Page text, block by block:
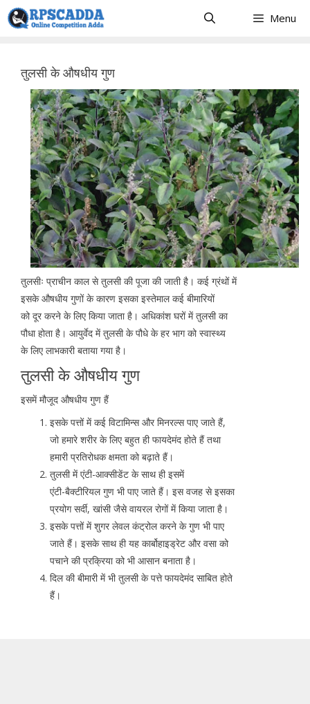
Skip
to
Menu
तुलसी के औषधीय गुण
तुलसीः प्राचीन काल से तुलसी की पूजा की जाती है। कई ग्रंथों में
इसके औषधीय गुणों के कारण इसका इस्तेमाल कई बीमारियों
को दूर करने के लिए किया जाता है। अधिकांश घरों में तुलसी का
पौधा होता है। आयुर्वेद में तुलसी के पौधे के हर भाग को स्वास्थ्य
के लिए लाभकारी बताया गया है।
तुलसी के औषधीय गुण
इसमें मौजूद औषधीय गुण हैं
इसके पत्तों में कई विटामिन्स और मिनरल्स पाए जाते हैं,
जो हमारे शरीर के लिए बहुत ही फायदेमंद होते हैं तथा
हमारी प्रतिरोधक क्षमता को बढ़ाते हैं।
तुलसी में एंटी-आक्सीडेंट के साथ ही इसमें
एंटी-बैक्टीरियल गुण भी पाए जाते हैं। इस वजह से इसका
प्रयोग सर्दी, खांसी जैसे वायरल रोगों में किया जाता है।
इसके पत्तों में शुगर लेवल कंट्रोल करने के गुण भी पाए
जाते हैं। इसके साथ ही यह कार्बोहाइड्रेट और वसा को
पचाने की प्रक्रिया को भी आसान बनाता है।
दिल की बीमारी में भी तुलसी के पत्ते फायदेमंद साबित होते
हैं।